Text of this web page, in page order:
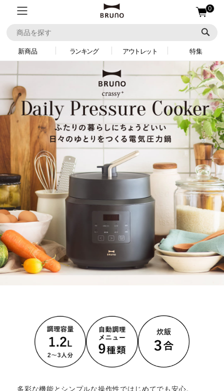
0
新商品 ランキング アウトレット 特集
多彩な機能とシンプルな操作性ではじめてでも安心。